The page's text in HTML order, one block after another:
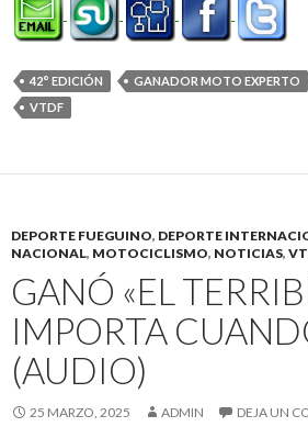
42° EDICIÓN GANADOR MOTO EXPERTO
VTDF
DEPORTE FUEGUINO, DEPORTE
NACIONAL, MOTOCICLISMO, NOTICIAS,
GANÓ «EL
IMPORTA
(AUDIO)
25 MARZO, 2025 ADMIN DEJA UN